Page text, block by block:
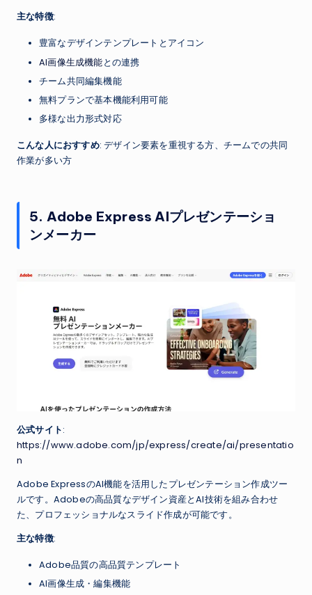
主な特徴:
豊富なデザインテンプレートとアイコン
AI画像生成機能との連携
チーム共同編集機能
無料プランで基本機能利用可能
多様な出力形式対応
こんな人におすすめ: デザイン要素を重視する方、チームでの共同
作業が多い方
5. Adobe Express AIプレゼンテーショ
ンメーカー
公式サイト:
https://www.adobe.com/jp/express/create/ai/presentatio
n
Adobe ExpressのAI機能を活用したプレゼンテーション作成ツー
ルです。Adobeの高品質なデザイン資産とAI技術を組み合わせ
た、プロフェッショナルなスライド作成が可能です。
主な特徴:
Adobe品質の高品質テンプレート
AI画像生成・編集機能